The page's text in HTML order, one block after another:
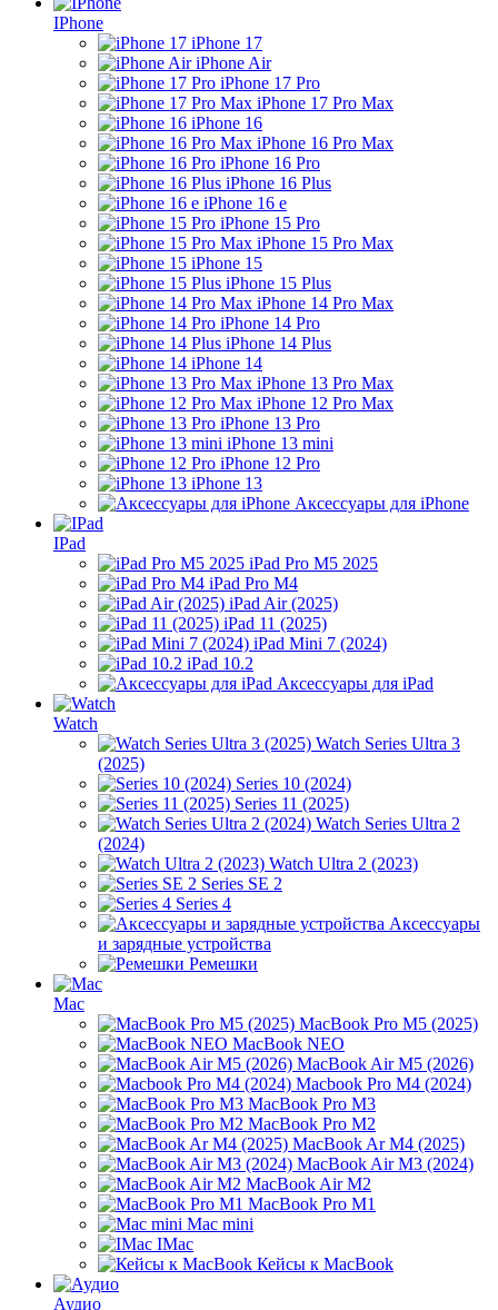
IPhone
iPhone 17
iPhone Air
iPhone 17 Pro
iPhone 17 Pro Max
iPhone 16
iPhone 16 Pro Max
iPhone 16 Pro
iPhone 16 Plus
iPhone 16 e
iPhone 15 Pro
iPhone 15 Pro Max
iPhone 15
iPhone 15 Plus
iPhone 14 Pro Max
iPhone 14 Pro
iPhone 14 Plus
iPhone 14
iPhone 13 Pro Max
iPhone 12 Pro Max
iPhone 13 Pro
iPhone 13 mini
iPhone 12 Pro
iPhone 13
Аксессуары для iPhone
IPad
iPad Pro M5 2025
iPad Pro M4
iPad Air (2025)
iPad 11 (2025)
iPad Mini 7 (2024)
iPad 10.2
Аксессуары для iPad
Watch
Watch Series Ultra 3
(2025)
Series 10 (2024)
Series 11 (2025)
Watch Series Ultra 2
(2024)
Watch Ultra 2 (2023)
Series SE 2
Series 4
Аксессуары
и зарядные устройства
Ремешки
Mac
MacBook Pro M5 (2025)
MacBook NEO
MacBook Air M5 (2026)
Macbook Pro M4 (2024)
MacBook Pro M3
MacBook Pro M2
MacBook Ar M4 (2025)
MacBook Air M3 (2024)
MacBook Air M2
MacBook Pro M1
Mac mini
IMac
Кейсы к MacBook
Аудио